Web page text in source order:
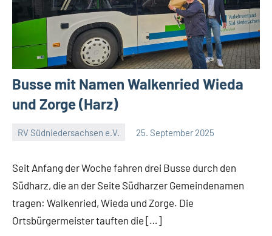
Busse mit Namen Walkenried Wieda
und Zorge (Harz)
RV Südniedersachsen e.V. 25. September 2025
e.V.
Seit Anfang der Woche fahren drei Busse durch den
Südharz, die an der Seite Südharzer Gemeindenamen
tragen: Walkenried, Wieda und Zorge. Die
Ortsbürgermeister tauften die […]